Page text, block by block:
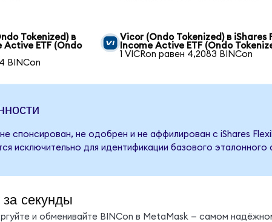
Tokenized) в
Active ETF (Ondo
BINCon
Vicor (Ondo Tokenized) в iShares
Income Active ETF (Ondo
1 VICRon равен 4,2083 BINCon
спонсирован, не одобрен и не аффилирован с iShares
исключительно для идентификации базового эталонного
секунды
и обменивайте BINCon в MetaMask — самом